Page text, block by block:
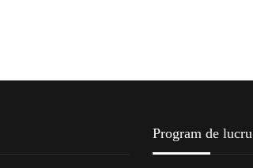
Program de lucru